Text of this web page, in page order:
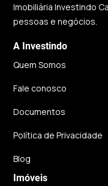
Imobiliária Investindo
pessoas e negócios.
A Investindo
Quem Somos
Fale conosco
Documentos
Política de Privacidade
Blog
Imóveis